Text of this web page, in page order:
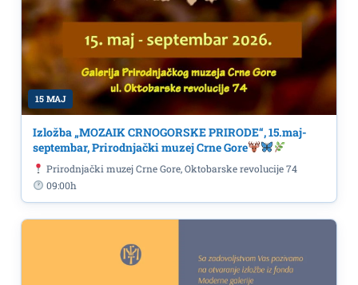
15 MAJ
Izložba „MOZAIK CRNOGORSKE PRIRODE“, 15.maj-
septembar, Prirodnjački muzej Crne Gore
Prirodnjački muzej Crne Gore, Oktobarske revolucije 74
09:00h